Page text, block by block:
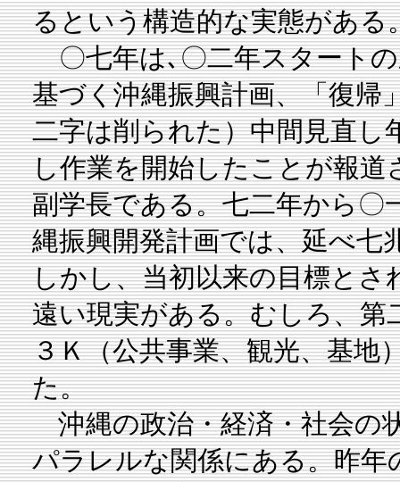
るという構造的な実態がある
〇七年は､〇二年スタートの
基づく沖縄振興計画、「復帰
二字は削られた）中間見直し
し作業を開始したことが報道
副学長である。七二年から〇
縄振興開発計画では、延べ七
しかし、当初以来の目標とさ
遠い現実がある。むしろ、第
３Ｋ（公共事業、観光、基地
た。
沖縄の政治・経済・社会の
パラレルな関係にある。昨年